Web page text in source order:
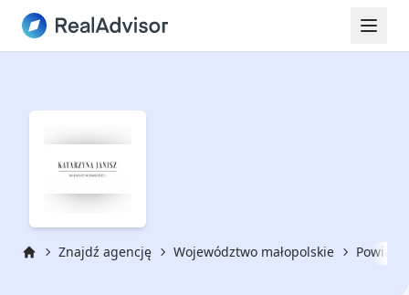
Znajdź agencję Województwo małopolskie Powiat